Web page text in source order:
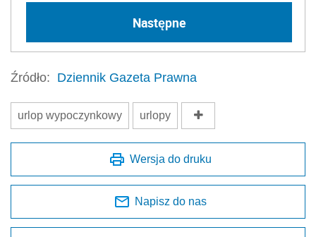
Następne
Źródło: Dziennik Gazeta Prawna
urlop wypoczynkowy urlopy
Wersja do druku
Napisz do nas